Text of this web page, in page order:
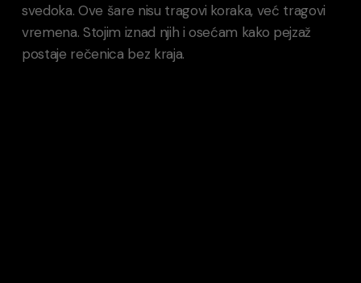
svedoka. Ove šare nisu tragovi koraka, već tragovi
vremena. Stojim iznad njih i osećam kako pejzaž
postaje rečenica bez kraja.